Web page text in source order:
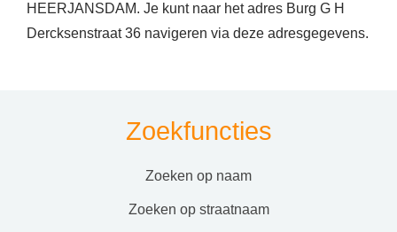
HEERJANSDAM. Je kunt naar het adres Burg G H
Dercksenstraat 36 navigeren via deze adresgegevens.
Zoekfuncties
zoeken op naam
zoeken op straatnaam